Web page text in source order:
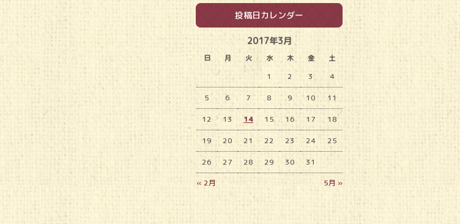
投稿日カレンダー
2017年3月
日 月 火 水 木 金 土
« 2月 5月 »
1 2 3 4
5 6 7 8 9 10 11
12 13 14 15 16 17 18
19 20 21 22 23 24 25
26 27 28 29 30 31